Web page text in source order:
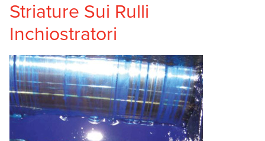
L’IMBALLAGGIO IN CARTA
CONTATTACI
Italiano
RICERCA
PER:'
Striature Sui Rulli
Inchiostratori